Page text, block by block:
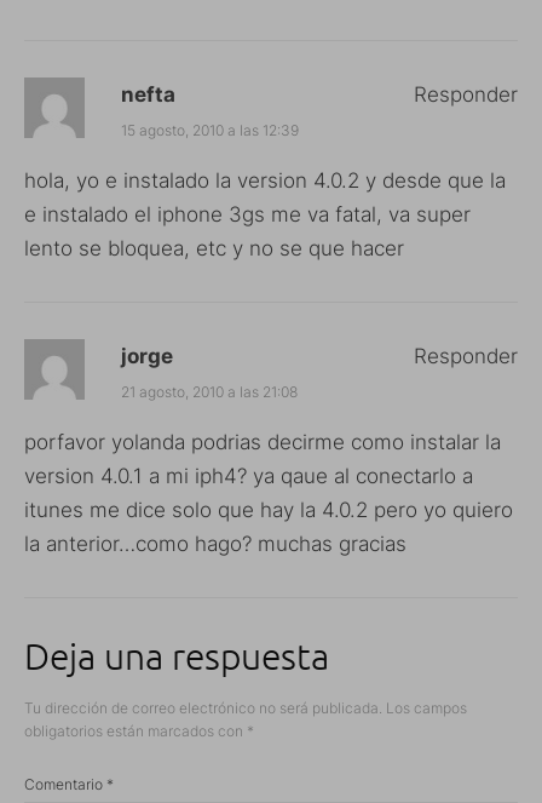
nefta
15 agosto, 2010 a las 12:39
hola, yo e instalado la version 4.0.2 y desde que la
e instalado el iphone 3gs me va fatal, va super
lento se bloquea, etc y no se que hacer
Responder
jorge
21 agosto, 2010 a las 21:08
porfavor yolanda podrias decirme como instalar la
version 4.0.1 a mi iph4? ya qaue al conectarlo a
itunes me dice solo que hay la 4.0.2 pero yo quiero
la anterior…como hago? muchas gracias
Responder
Deja una respuesta
Tu dirección de correo electrónico no será publicada. Los campos
obligatorios están marcados con *
Comentario *